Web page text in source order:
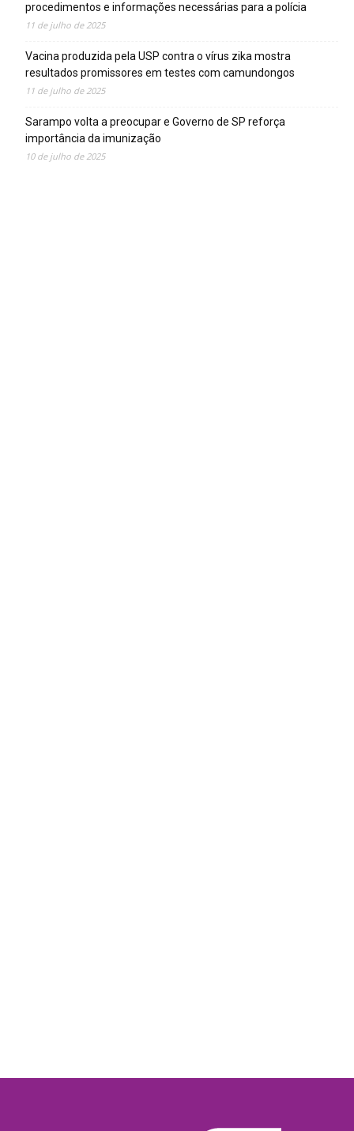
procedimentos e informações necessárias para a polícia
11 de julho de 2025
Vacina produzida pela USP contra o vírus zika mostra
resultados promissores em testes com camundongos
11 de julho de 2025
Sarampo volta a preocupar e Governo de SP reforça
importância da imunização
10 de julho de 2025